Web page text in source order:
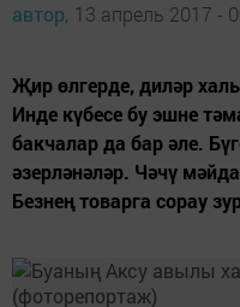
автор, 13 апрель 2017 -
Җир өлгерде, диләр
Инде күбесе бу эшне
бакчалар да бар әле.
әзерләнәләр. Чәчү
Безнең товарга сорау